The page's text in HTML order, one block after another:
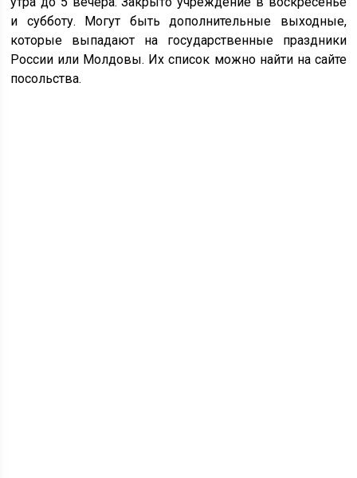
и субботу. Могут быть дополнительные выходные,
которые выпадают на государственные праздники
России или Молдовы. Их список можно найти на сайте
посольства.